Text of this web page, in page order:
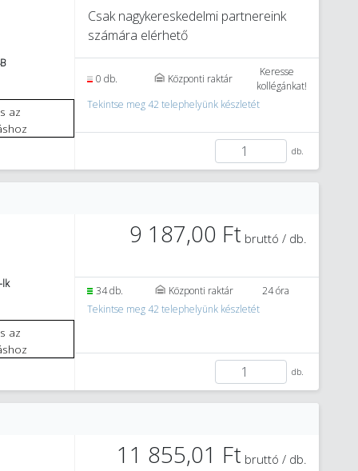
Csak nagykereskedelmi partnereink
számára elérhető
0 db. Központi raktár
Keresse
kollégánkat!
Tekintse meg 42 telephelyünk készletét
db.
lk
9 187,00 Ft bruttó / db.
34 db. Központi raktár
24 óra
Tekintse meg 42 telephelyünk készletét
db.
11 855,01 Ft bruttó / db.